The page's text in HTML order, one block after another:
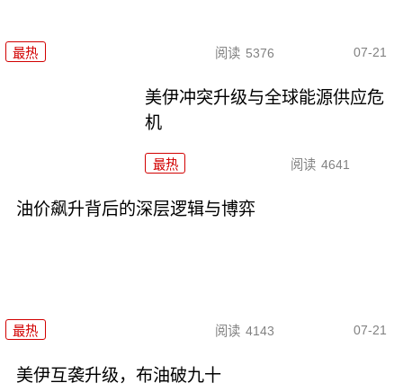
最热 阅读 5376 07-21
美伊冲突升级与全球能源供应危
机
最热 阅读 4641
油价飙升背后的深层逻辑与博弈
最热 阅读 4143 07-21
美伊互袭升级，布油破九十